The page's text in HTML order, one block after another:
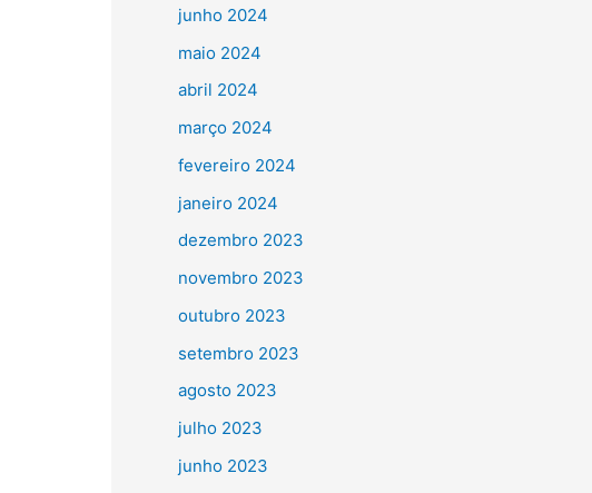
junho 2024
maio 2024
abril 2024
março 2024
fevereiro 2024
janeiro 2024
dezembro 2023
novembro 2023
outubro 2023
setembro 2023
agosto 2023
julho 2023
junho 2023